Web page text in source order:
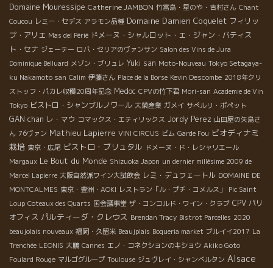
Domaine Mouressipe Catherine JAMBON 竹富島・星のや・吉村さん Chant
Coucou レミー・セデス アラモン品種 Domaine Damien Coquelet フィリッ
プ・アリエ Mas del Périé ドメーヌ・シャルロット・エ・ジャン・バティス
ト・セナ ジェーテー ロバ・セリアのヴァンサン Salon des Vins de Jura
Dominique Belluard メゾン・ブリュレ Yuki san Moto-Nouveau Tokyo Setagaya-
ku Nakamoto san Calim 伊藤さん Place de la Borse Kevin Descombe 2018年クリ
ストッフ・パカレ収穫20周年記念 Medoc CPVの竹下君 Mori-san Academie de Vin
Tokyo ビストロ・シャンブルノワール 大榮産業 ガメイ サぺルリ・ポペット
GAN chan レ・マウ コマックス・エティリックス Jordy Perez 山田屋の矢島さ
ん 76ヴァン Mathieu Lapierre VINI CIRCUS ビム Garde Fou ビオディナミ
栽培 東京・広尾 ビストロ・ブリュタル ドメーヌ・ド・レシャリエール
Margaux Le Bout du Monde Shizuoka Japon un dernier millésime 2009 de
Marcel Lapierre 大阪自然派ワイン大試飲会 レミ・デュフェートル DOMAINE DE
MONTCALMES 東京・豊洲・AOKI レストラン「ル・プチ・コメルス」
Pic Saint
Loup Coteaux des Quarts 国会議事堂 ザ・コンコルド・ワイン・クラブ CPV パリ
オフィス パルティーダ・クレウス Brendan Tracy Bistrot Parcelles 2020
beaujolais nouveaux 福岡・久留米 Beaujplais Boqueria market ブルイイ2017 La
Trenchée LEONIS 大鵬 Cannes エノ・コネクションのキショウ Akiko Goto
Foulard Rouge マルゴグループ Toulouse ジュヴレイ・シャンベルタン Alsace